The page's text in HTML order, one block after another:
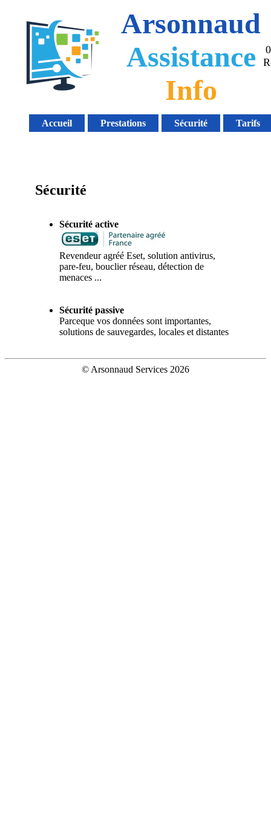
Arsonnaud
Assistance
Info
Accueil Prestations Sécurité Tarifs
Sécurité
Sécurité active
Revendeur agréé Eset, solution antivirus,
pare-feu, bouclier réseau, détection de
menaces ...
Sécurité passive
Parceque vos données sont importantes,
solutions de sauvegardes, locales et distantes
© Arsonnaud Services 2026